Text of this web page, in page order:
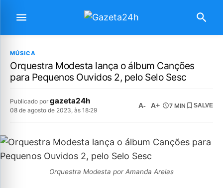
MÚSICA
Orquestra Modesta lança o álbum Canções
para Pequenos Ouvidos 2, pelo Selo Sesc
Publicado por gazeta24h
08 de agosto de 2023, às 18:29
A- A+ 7 MIN SALVE
Orquestra Modesta por Amanda Areias